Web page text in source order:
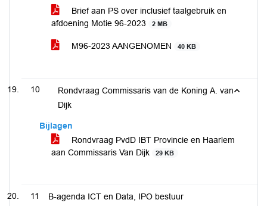
Brief aan PS over inclusief taalgebruik en
afdoening Motie 96-2023
2 MB
M96-2023 AANGENOMEN 40 KB
10
Rondvraag Commissaris van de Koning A. van
Dijk
Bijlagen
Rondvraag PvdD IBT Provincie en Haarlem
aan Commissaris Van Dijk
29 KB
11 B-agenda ICT en Data, IPO bestuur